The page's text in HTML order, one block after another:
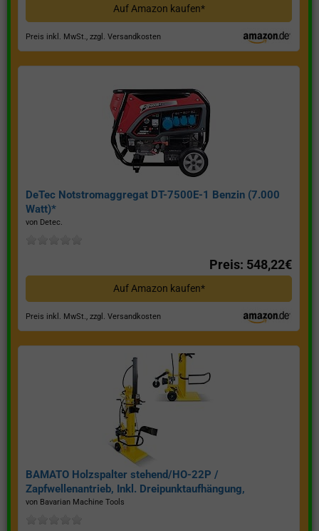
Auf Amazon kaufen*
Preis inkl. MwSt., zzgl. Versandkosten
DeTec Notstromaggregat DT-7500E-1 Benzin (7.000
Watt)*
von Detec.
Preis: 548,22€
Auf Amazon kaufen*
Preis inkl. MwSt., zzgl. Versandkosten
BAMATO Holzspalter stehend/HO-22P /
Zapfwellenantrieb, Inkl. Dreipunktaufhängung,
Spaltkraft 22 Tonnen*
von Bavarian Machine Tools